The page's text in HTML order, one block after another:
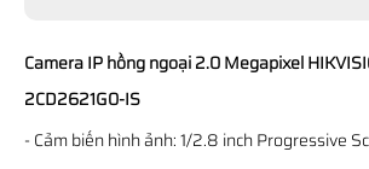
Camera IP hồng ngoại 2.0 Megapixel
2CD2621G0-IS
- Cảm biến hình ảnh: 1/2.8 inch Progressive